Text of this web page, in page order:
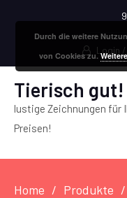
Login
Tierisch
lustige Zeichnungen für
Preisen!
Home
Produkte
Durch die weitere
von Cookies zu.